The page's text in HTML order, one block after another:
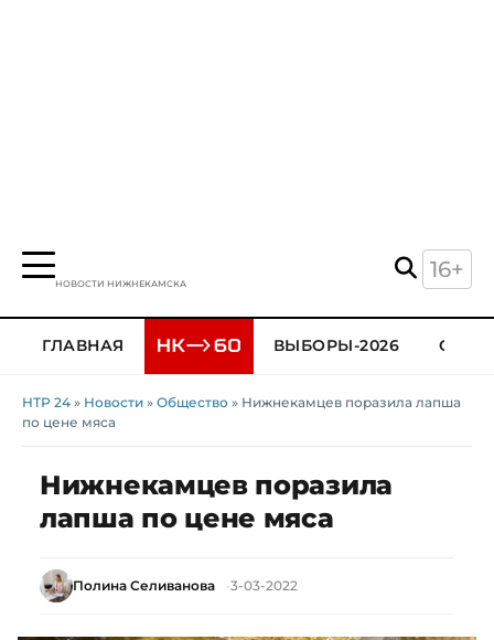
НОВОСТИ НИЖНЕКАМСКА
16+
ГЛАВНАЯ ВЫБОРЫ-2026
НТР 24 » Новости » Общество » Нижнекамцев поразила лапша
по цене мяса
Нижнекамцев поразила
лапша по цене мяса
Полина Селиванова 3-03-2022